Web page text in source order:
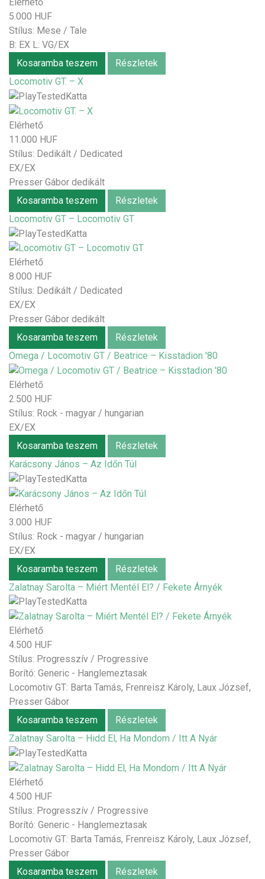
Elérhető
5.000 HUF
Stílus: Mese / Tale
B: EX L: VG/EX
Kosaramba teszem
Részletek
Locomotiv GT. – X
Elérhető
11.000 HUF
Stílus: Dedikált / Dedicated
EX/EX
Presser Gábor dedikált
Kosaramba teszem
Részletek
Locomotiv GT – Locomotiv GT
Elérhető
8.000 HUF
Stílus: Dedikált / Dedicated
EX/EX
Presser Gábor dedikált
Kosaramba teszem
Részletek
Omega / Locomotiv GT / Beatrice – Kisstadion '80
Elérhető
2.500 HUF
Stílus: Rock - magyar / hungarian
EX/EX
Kosaramba teszem
Részletek
Karácsony János – Az Időn Túl
Elérhető
3.000 HUF
Stílus: Rock - magyar / hungarian
EX/EX
Kosaramba teszem
Részletek
Zalatnay Sarolta – Miért Mentél El? / Fekete Árnyék
Elérhető
4.500 HUF
Stílus: Progresszív / Progressive
Borító: Generic - Hanglemeztasak
Locomotiv GT: Barta Tamás, Frenreisz Károly, Laux József,
Presser Gábor
Kosaramba teszem
Részletek
Zalatnay Sarolta – Hidd El, Ha Mondom / Itt A Nyár
Elérhető
4.500 HUF
Stílus: Progresszív / Progressive
Borító: Generic - Hanglemeztasak
Locomotiv GT: Barta Tamás, Frenreisz Károly, Laux József,
Presser Gábor
Kosaramba teszem
Részletek